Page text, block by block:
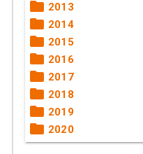
2013
2014
2015
2016
2017
2018
2019
2020